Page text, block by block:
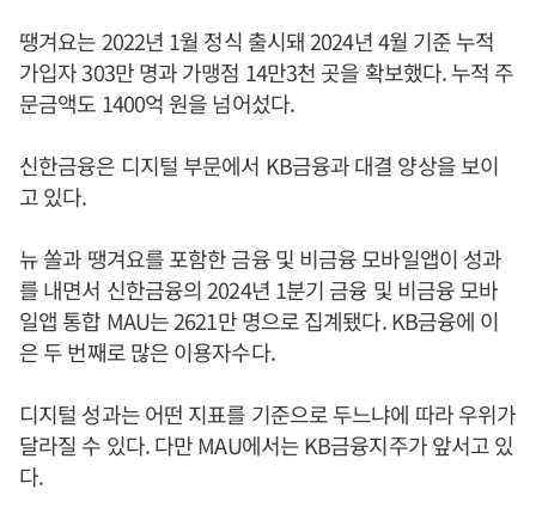
땡겨요는 2022년 1월 정식 출시돼 2024년 4월 기준 누적
가입자 303만 명과 가맹점 14만3천 곳을 확보했다. 누적 주
문금액도 1400억 원을 넘어섰다.
신한금융은 디지털 부문에서 KB금융과 대결 양상을 보이
고 있다.
뉴 쏠과 땡겨요를 포함한 금융 및 비금융 모바일앱이 성과
를 내면서 신한금융의 2024년 1분기 금융 및 비금융 모바
일앱 통합 MAU는 2621만 명으로 집계됐다. KB금융에 이
은 두 번째로 많은 이용자수다.
디지털 성과는 어떤 지표를 기준으로 두느냐에 따라 우위가
달라질 수 있다. 다만 MAU에서는 KB금융지주가 앞서고 있
다.